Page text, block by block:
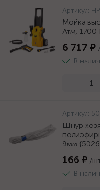
Артикул:
Мойка
Атм, 1700
6 717 ₽
В
Артикул:
Шнур
9мм
166 ₽ /
В